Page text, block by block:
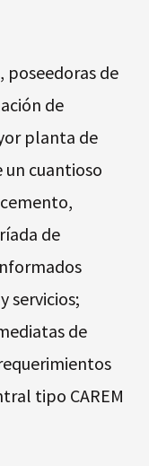
poseedoras de
de
planta de
un cuantioso
de
servicios;
de
tipo CAREM